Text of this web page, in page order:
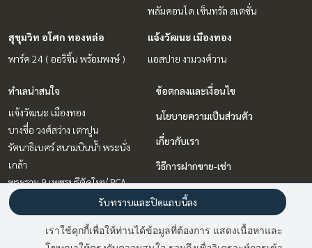
พลัมคอนโด เซ็นทรัล สเตชั่น
สุขุมวิท อโศก ทองหล่อ
พาร์ค 24 ( ออริจิ้น พร้อมพงษ์ )
แจ้งวัฒนะ เมืองทอง
แอสปาย งามวงศ์วาน
ทำเลน่าสนใจ
แจ้งวัฒนะ เมืองทอง
บางซื่อ วงศ์สว่าง เตาปูน
รัตนาธิเบศร์ สนามบินน้ำ พระนั่ง
เกล้า
พระราม 9 เพชรบุรีตัดใหม่ RCA
บางนา แบริ่ง ลาซาล
สุขุมวิท อโศก ทองหล่อ
วิทยุ ชิดลม หลังสวน
ข้อตกลงและเงื่อนไข
นโยบายความเป็นส่วนตัว
เกี่ยวกับเรา
วิธีการฝากขาย-เช่า
ติดต่อ
เราใช้คุกกี้เพื่อให้ท่านได้ข้อมูลที่ต้องการ แสดงเนื้อหาและ
รับทราบและปิดแถบนี้ลง